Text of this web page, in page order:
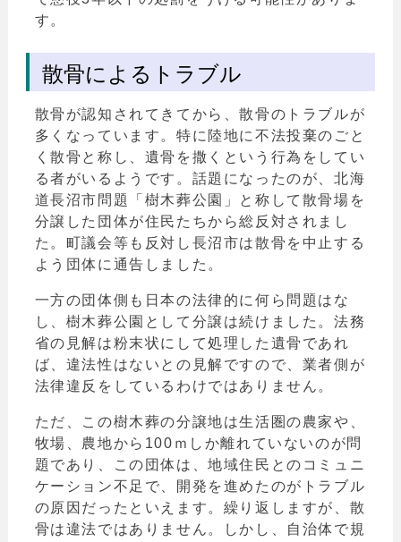
す。
散骨によるトラブル
散骨が認知されてきてから、散骨のトラブルが
多くなっています。特に陸地に不法投棄のごと
く散骨と称し、遺骨を撒くという行為をしてい
る者がいるようです。話題になったのが、北海
道長沼市問題「樹木葬公園」と称して散骨場を
分譲した団体が住民たちから総反対されまし
た。町議会等も反対し長沼市は散骨を中止する
よう団体に通告しました。
一方の団体側も日本の法律的に何ら問題はな
し、樹木葬公園として分譲は続けました。法務
省の見解は粉末状にして処理した遺骨であれ
ば、違法性はないとの見解ですので、業者側が
法律違反をしているわけではありません。
ただ、この樹木葬の分譲地は生活圏の農家や、
牧場、農地から100ｍしか離れていないのが問
題であり、この団体は、地域住民とのコミュニ
ケーション不足で、開発を進めたのがトラブル
の原因だったといえます。繰り返しますが、散
骨は違法ではありません。しかし、自治体で規